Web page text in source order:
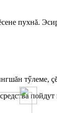
пухнă.
тӳлеме,